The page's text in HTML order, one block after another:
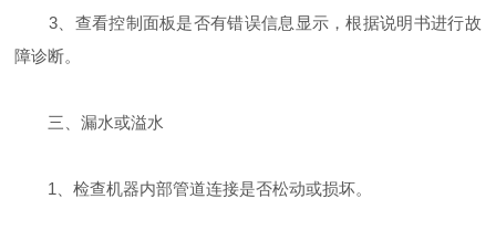
3、查看控制面板是否有错误信息显示，根据说明书进行故
障诊断。
三、漏水或溢水
1、检查机器内部管道连接是否松动或损坏。